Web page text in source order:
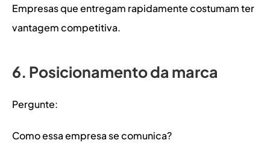
Empresas que entregam rapidamente costumam ter
vantagem competitiva.
6. Posicionamento da marca
Pergunte:
Como essa empresa se comunica?